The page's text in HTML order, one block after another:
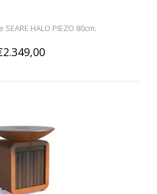
HALO PIEZO 80cm.